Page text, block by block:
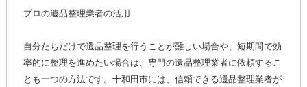
プロの遺品整理業者の活用
自分たちだけで遺品整理を行うことが難しい場合や、短期間で効
率的に整理を進めたい場合は、専門の遺品整理業者に依頼するこ
とも一つの方法です。十和田市には、信頼できる遺品整理業者が